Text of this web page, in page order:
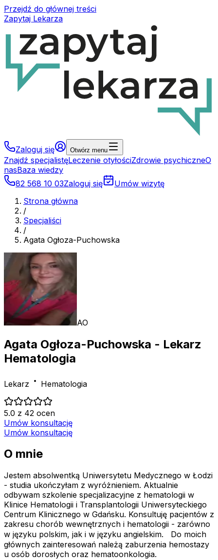
Przejdź do głównej treści
Zapytaj Lekarza
Zaloguj się Otwórz menu
Znajdź specjalistęLeczenie otyłościZdrowie psychiczneO
nasBaza wiedzy
82 568 10 03Zaloguj się
Umów wizytę
Strona główna
/
Specjaliści
/
Agata Ogłoza-Puchowska
AO
Agata Ogłoza-Puchowska - Lekarz
Hematologia
Lekarz Hematologia
5.0 z 42 ocen
Umów konsultację
Umów konsultację
O mnie
Jestem absolwentką Uniwersytetu Medycznego w Łodzi
- studia ukończyłam z wyróżnieniem. Aktualnie
odbywam szkolenie specjalizacyjne z hematologii w
Klinice Hematologii i Transplantologii Uniwersyteckiego
Centrum Klinicznego w Gdańsku. Konsultuję pacjentów z
zakresu chorób wewnętrznych i hematologii - zarówno
w języku polskim, jak i w języku angielskim. Do moich
głównych zainteresowań należą zaburzenia hemostazy
u osób dorosłych oraz hematoonkologia.